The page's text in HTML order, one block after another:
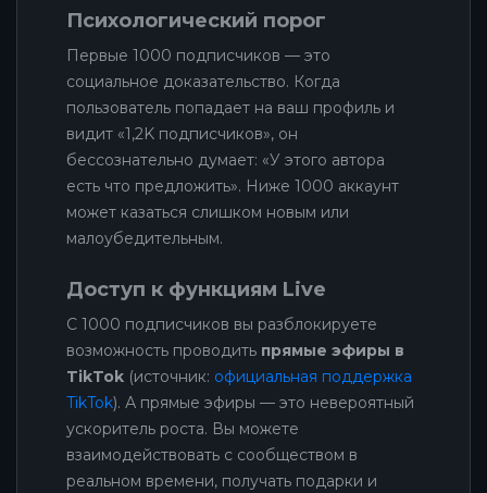
Психологический порог
Первые 1000 подписчиков — это
социальное доказательство. Когда
пользователь попадает на ваш профиль и
видит «1,2K подписчиков», он
бессознательно думает: «У этого автора
есть что предложить». Ниже 1000 аккаунт
может казаться слишком новым или
малоубедительным.
Доступ к функциям Live
С 1000 подписчиков вы разблокируете
возможность проводить прямые эфиры в
TikTok (источник: официальная поддержка
TikTok). А прямые эфиры — это невероятный
ускоритель роста. Вы можете
взаимодействовать с сообществом в
реальном времени, получать подарки и